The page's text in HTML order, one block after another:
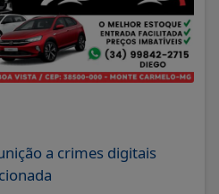
a crimes digitais